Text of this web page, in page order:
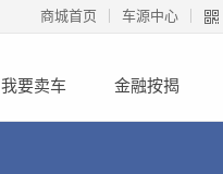
商城首页 车源中心
我要卖车 金融按揭